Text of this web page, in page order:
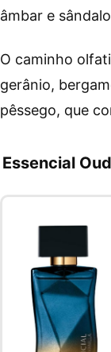
âmbar e
O caminho
gerânio,
pêssego, que
Essencial